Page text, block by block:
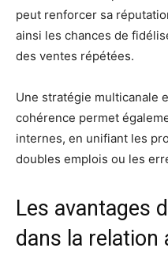
peut renforcer sa
ainsi les chances de
des ventes répétées.
Une stratégie multicanale
cohérence permet
internes, en unifiant les
doubles emplois ou les
Les avantages
dans la relation